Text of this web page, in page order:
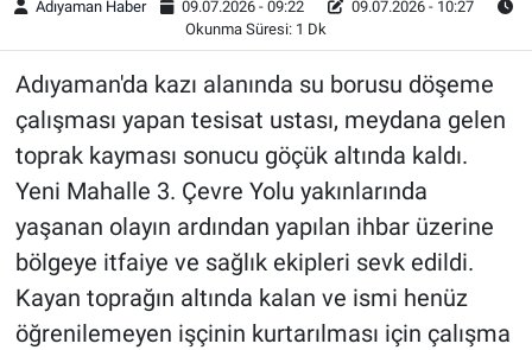
Adıyaman Haber 09.07.2026 - 09:22
09.07.2026 - 10:27
Okunma Süresi: 1 Dk
Adıyaman'da kazı alanında su borusu döşeme
çalışması yapan tesisat ustası, meydana gelen
toprak kayması sonucu göçük altında kaldı.
Yeni Mahalle 3. Çevre Yolu yakınlarında
yaşanan olayın ardından yapılan ihbar üzerine
bölgeye itfaiye ve sağlık ekipleri sevk edildi.
Kayan toprağın altında kalan ve ismi henüz
öğrenilemeyen işçinin kurtarılması için çalışma
Çevre
BİLİM VE TEKNOLOJİ
Şambayat Haber